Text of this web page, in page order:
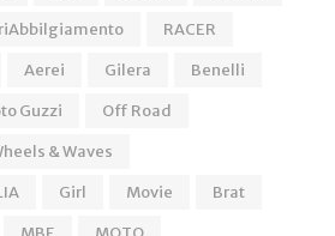
RACER
Aerei Gilera
Benelli
Guzzi
Off Road
& Waves
Girl Movie
Brat